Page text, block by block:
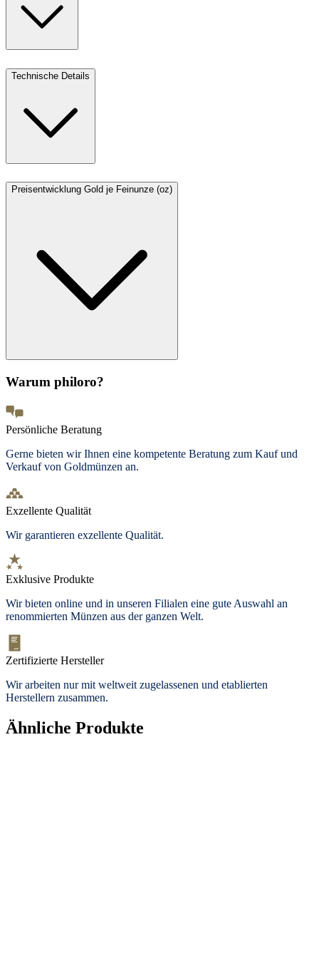
Technische Details
Preisentwicklung Gold je Feinunze (oz)
Warum philoro?
Persönliche Beratung
Gerne bieten wir Ihnen eine kompetente Beratung zum Kauf und
Verkauf von Goldmünzen an.
Exzellente Qualität
Wir garantieren exzellente Qualität.
Exklusive Produkte
Wir bieten online und in unseren Filialen eine gute Auswahl an
renommierten Münzen aus der ganzen Welt.
Zertifizierte Hersteller
Wir arbeiten nur mit weltweit zugelassenen und etablierten
Herstellern zusammen.
Ähnliche Produkte